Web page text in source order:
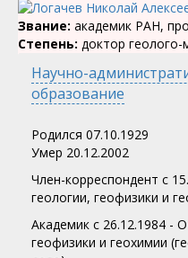
Звание: академик РАН,
Степень: доктор геолого-
Научно-
образование
Родился 07.10.1929
Умер 20.12.2002
Член-корреспондент c
геологии, геофизики и
Академик c 26.12.1984 -
геофизики и геохимии